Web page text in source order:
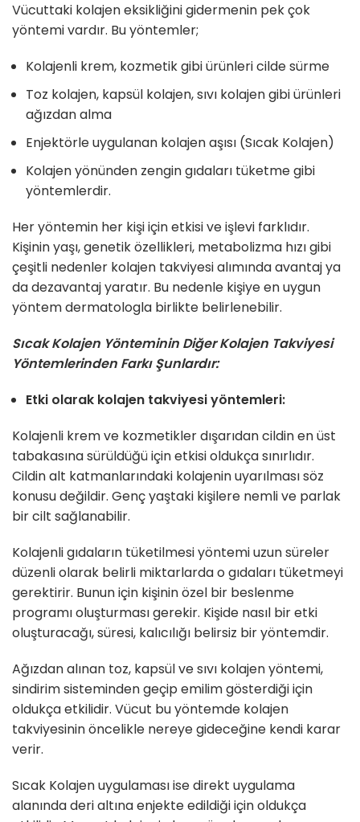
Vücuttaki kolajen eksikliğini gidermenin pek çok
yöntemi vardır. Bu yöntemler;
Kolajenli krem, kozmetik gibi ürünleri cilde sürme
Toz kolajen, kapsül kolajen, sıvı kolajen gibi ürünleri
ağızdan alma
Enjektörle uygulanan kolajen aşısı (Sıcak Kolajen)
Kolajen yönünden zengin gıdaları tüketme gibi
yöntemlerdir.
Her yöntemin her kişi için etkisi ve işlevi farklıdır.
Kişinin yaşı, genetik özellikleri, metabolizma hızı gibi
çeşitli nedenler kolajen takviyesi alımında avantaj ya
da dezavantaj yaratır. Bu nedenle kişiye en uygun
yöntem dermatologla birlikte belirlenebilir.
Sıcak Kolajen Yönteminin Diğer Kolajen Takviyesi
Yöntemlerinden Farkı Şunlardır:
Etki olarak kolajen takviyesi yöntemleri:
Kolajenli krem ve kozmetikler dışarıdan cildin en üst
tabakasına sürüldüğü için etkisi oldukça sınırlıdır.
Cildin alt katmanlarındaki kolajenin uyarılması söz
konusu değildir. Genç yaştaki kişilere nemli ve parlak
bir cilt sağlanabilir.
Kolajenli gıdaların tüketilmesi yöntemi uzun süreler
düzenli olarak belirli miktarlarda o gıdaları tüketmeyi
gerektirir. Bunun için kişinin özel bir beslenme
programı oluşturması gerekir. Kişide nasıl bir etki
oluşturacağı, süresi, kalıcılığı belirsiz bir yöntemdir.
Ağızdan alınan toz, kapsül ve sıvı kolajen yöntemi,
sindirim sisteminden geçip emilim gösterdiği için
oldukça etkilidir. Vücut bu yöntemde kolajen
takviyesinin öncelikle nereye gideceğine kendi karar
verir.
Sıcak Kolajen uygulaması ise direkt uygulama
alanında deri altına enjekte edildiği için oldukça